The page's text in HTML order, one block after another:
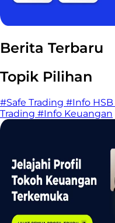
Berita Terbaru
Topik Pilihan
#Safe Trading #Info HSB
Trading #Info Keuangan